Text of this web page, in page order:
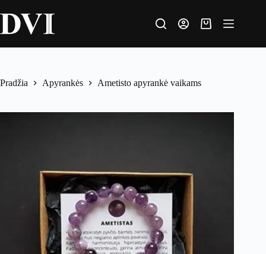
Pradžia Apyrankės Ametisto apyrankė vaikams